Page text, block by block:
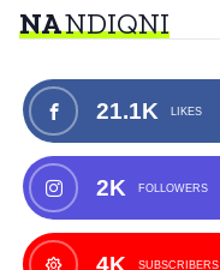
NANDIQNI
21.1K LIKES
2K FOLLOWERS
4K SUBSCRIBERS